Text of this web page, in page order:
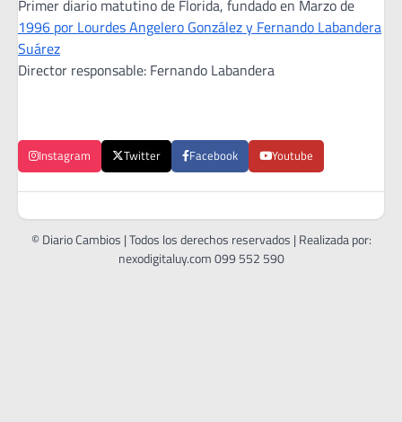
Primer diario matutino de Florida, fundado en Marzo de
1996 por Lourdes Angelero González y Fernando Labandera
Suárez
Director responsable: Fernando Labandera
Instagram Twitter Facebook Youtube